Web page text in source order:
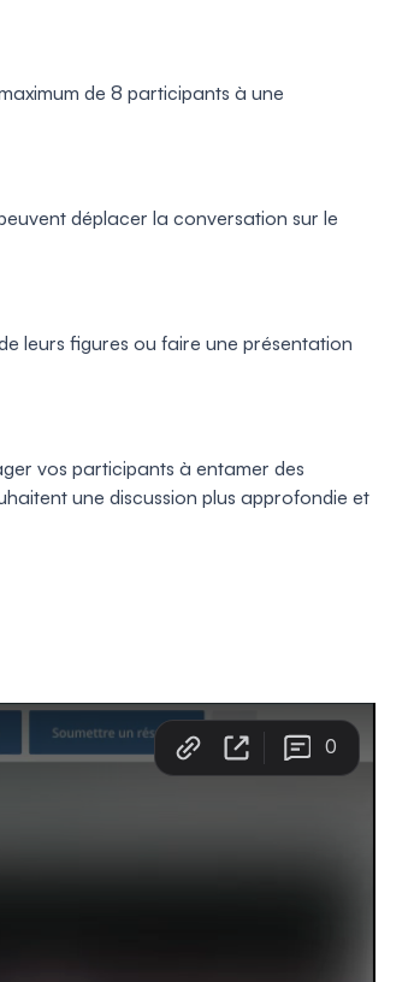
de 8 participants à une
déplacer la conversation sur le
leurs figures ou faire une présentation
vos participants à entamer des
une discussion plus approfondie et